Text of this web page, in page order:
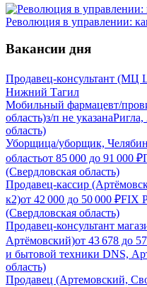
Революция в управлении:
Вакансии дня
Продавец-консультант (МЦ
Нижний Тагил
Мобильный фармацевт/
область)з/п не указана
область)
Уборщица/уборщик,
областьот 85 000 до 91 000 ₽
(Свердловская область)
Продавец-кассир
к2)от 42 000 до 50 000 ₽FIX
(Свердловская область)
Продавец-консультант
Артёмовский)от 43 678 до
и бытовой техники DNS,
область)
Продавец (Артемовский,